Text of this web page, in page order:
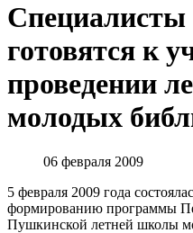
Специалисты
готовятся к
проведении
молодых
06 февраля 2009
5 февраля 2009 года
формированию программы
Пушкинской летней школы